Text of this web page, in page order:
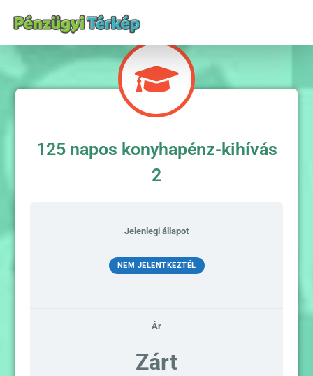
125 napos konyhapénz-kihívás
2
Jelenlegi állapot
NEM JELENTKEZTÉL
Ár
Zárt